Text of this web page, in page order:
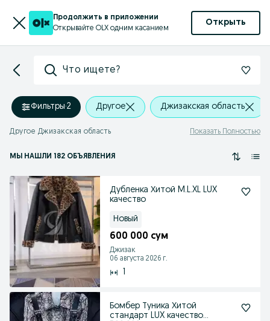
Продолжить в приложении
Открывайте OLX одним касанием
Открыть
Что ищете?
Фильтры·2 Другое Джизакская область
Другое Джизакская область Показать Полностью
МЫ НАШЛИ 182 ОБЪЯВЛЕНИЯ
Дубленка Хитой M.L.XL LUX
качество
Новый
600 000 сум
Джизак
06 августа 2026 г.
1
Бомбер Туника Хитой
стандарт LUX качество